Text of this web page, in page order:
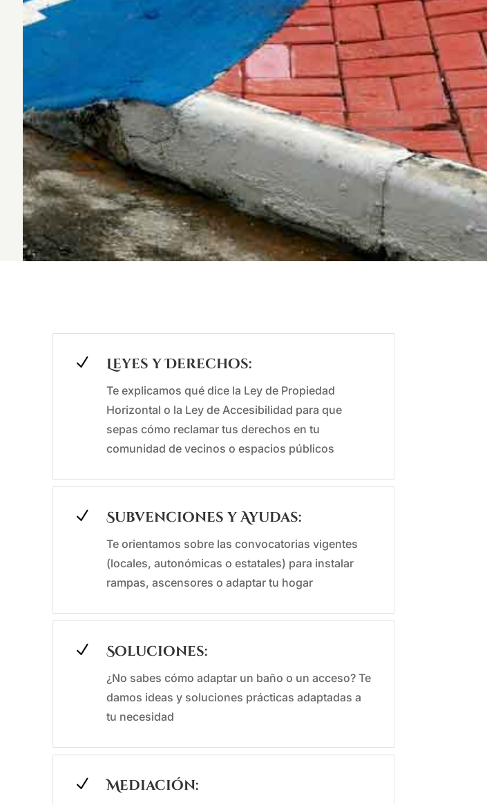
N Leyes y Derechos:
Te explicamos qué dice la Ley de Propiedad
Horizontal o la Ley de Accesibilidad para que
sepas cómo reclamar tus derechos en tu
comunidad de vecinos o espacios públicos
N Subvenciones y Ayudas:
Te orientamos sobre las convocatorias vigentes
(locales, autonómicas o estatales) para instalar
rampas, ascensores o adaptar tu hogar
N Soluciones:
¿No sabes cómo adaptar un baño o un acceso? Te
damos ideas y soluciones prácticas adaptadas a
tu necesidad
N Mediación: